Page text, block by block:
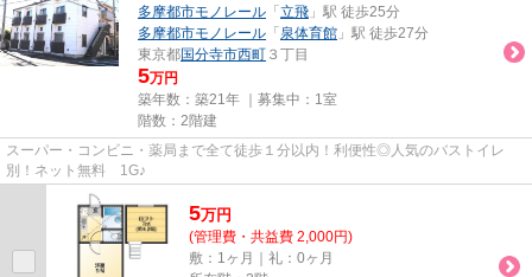
多摩都市モノレール 「 立飛 」駅 徒歩25分
多摩都市モノレール 「 泉体育館 」駅 徒歩27分
東京都国分寺市西町 ３丁目
5万円
築年数：築21年 ｜募集中： 1室
階数：2階建
スーパー・コンビニ・薬局まで全て徒歩１分以内！利便性◎人気のバストイレ
別！ネット無料 1G♪
5万円
(管理費・共益費 2,000円)
敷：1ヶ月｜礼：0ヶ月